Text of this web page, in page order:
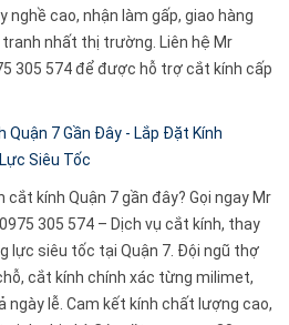
nghề cao, nhận làm gấp, giao hàng
nhất thị trường. Liên hệ Mr
305 574 để được hỗ trợ cắt kính cấp
Quận 7 Gần Đây - Lắp Đặt Kính
Siêu Tốc
cắt kính Quận 7 gần đây? Gọi ngay Mr
305 574 – Dịch vụ cắt kính, thay
lực siêu tốc tại Quận 7. Đội ngũ thợ
cắt kính chính xác từng milimet,
ngày lễ. Cam kết kính chất lượng cao,